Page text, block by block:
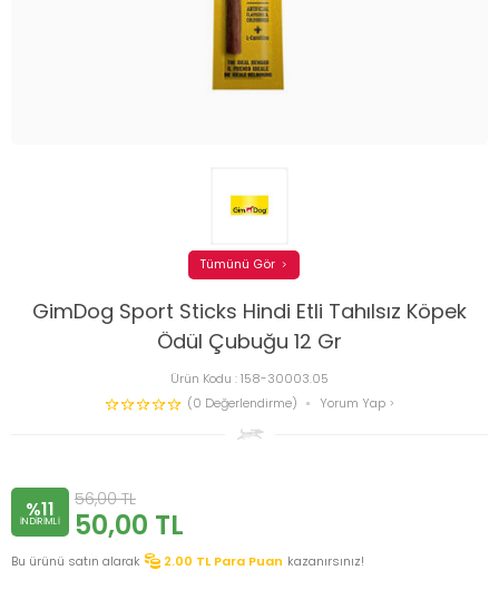
GimDog Sport Sticks Hindi Etli Tahılsız Köpek
Ödül Çubuğu 12 Gr
Ürün Kodu :158-30003.05
(0 Değerlendirme)
Yorum Yap
Tümünü Gör
%11
INDIRIMLI
56,00TL
50,00 TL
Bu ürünü satın alarak 2.00 TL Para Puan kazanırsınız!